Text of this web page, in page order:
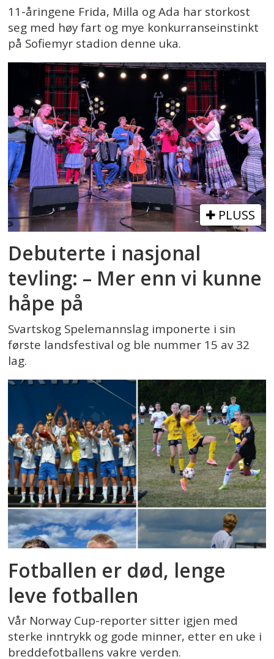
11-åringene Frida, Milla og Ada har storkost
seg med høy fart og mye konkurranseinstinkt
på Sofiemyr stadion denne uka.
PLUSS
Debuterte i nasjonal
tevling: – Mer enn vi kunne
håpe på
Svartskog Spelemannslag imponerte i sin
første landsfestival og ble nummer 15 av 32
lag.
Fotballen er død, lenge
leve fotballen
Vår Norway Cup-reporter sitter igjen med
sterke inntrykk og gode minner, etter en uke i
breddefotballens vakre verden.